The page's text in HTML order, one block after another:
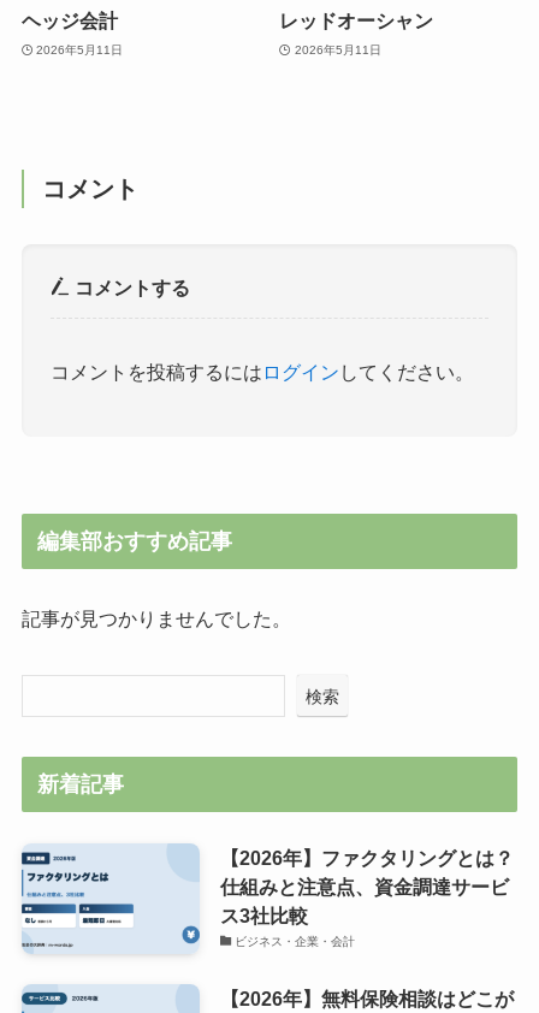
ヘッジ会計
2026年5月11日
レッドオーシャン
2026年5月11日
コメント
コメントする
コメントを投稿するには ログイン してください。
編集部おすすめ記事
記事が見つかりませんでした。
検索
新着記事
【2026年】ファクタリングとは？
仕組みと注意点、資金調達サービ
ス3社比較
ビジネス・企業・会計
【2026年】無料保険相談はどこが